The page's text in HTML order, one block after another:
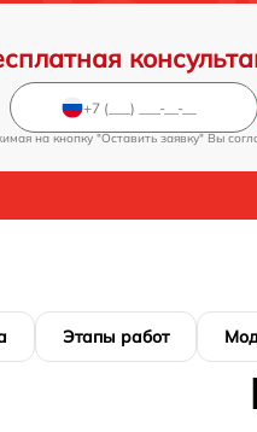
на кнопку "Оставить заявку" Вы
Этапы работ